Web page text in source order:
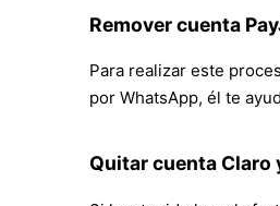
Remover cuenta
Para realizar este
por WhatsApp, él te
Quitar cuenta Claro